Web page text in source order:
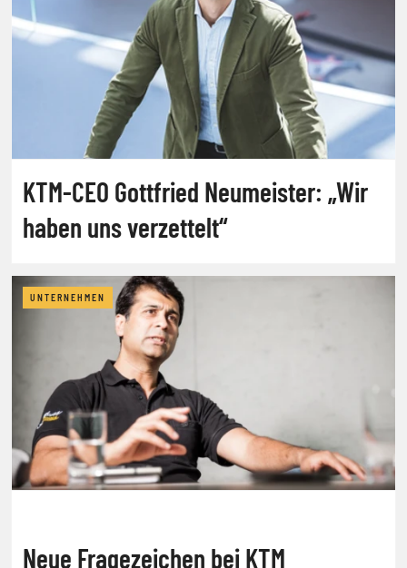
KTM-CEO Gottfried Neumeister: „Wir
haben uns verzettelt“
UNTERNEHMEN
Neue Fragezeichen bei KTM